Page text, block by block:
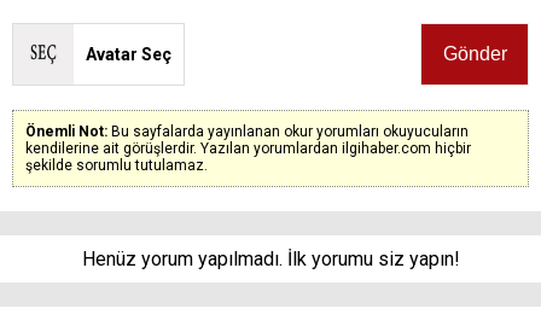
Avatar Seç
Önemli Not: Bu sayfalarda yayınlanan okur yorumları okuyucuların
kendilerine ait görüşlerdir. Yazılan yorumlardan ilgihaber.com hiçbir
şekilde sorumlu tutulamaz.
Henüz yorum yapılmadı. İlk yorumu siz yapın!